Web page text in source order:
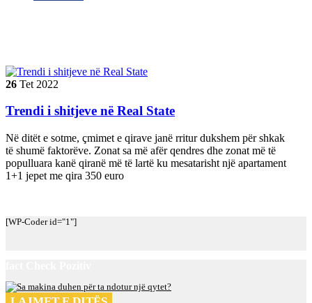
26 Tet 2022
Trendi i shitjeve në Real State
Në ditët e sotme, çmimet e qirave janë rritur dukshem për shkak
të shumë faktorëve. Zonat sa më afër qendres dhe zonat më të
populluara kanë qiranë më të lartë ku mesatarisht një apartament
1+1 jepet me qira 350 euro
[WP-Coder id="1"]